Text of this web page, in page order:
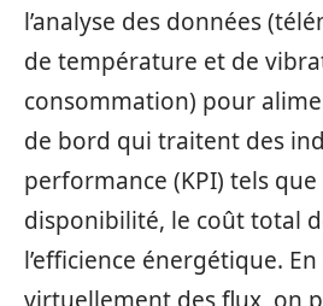
l’analyse des données
de température et de
consommation) pour
de bord qui traitent des
performance (KPI) tels
disponibilité, le coût total
l’efficience énergétique.